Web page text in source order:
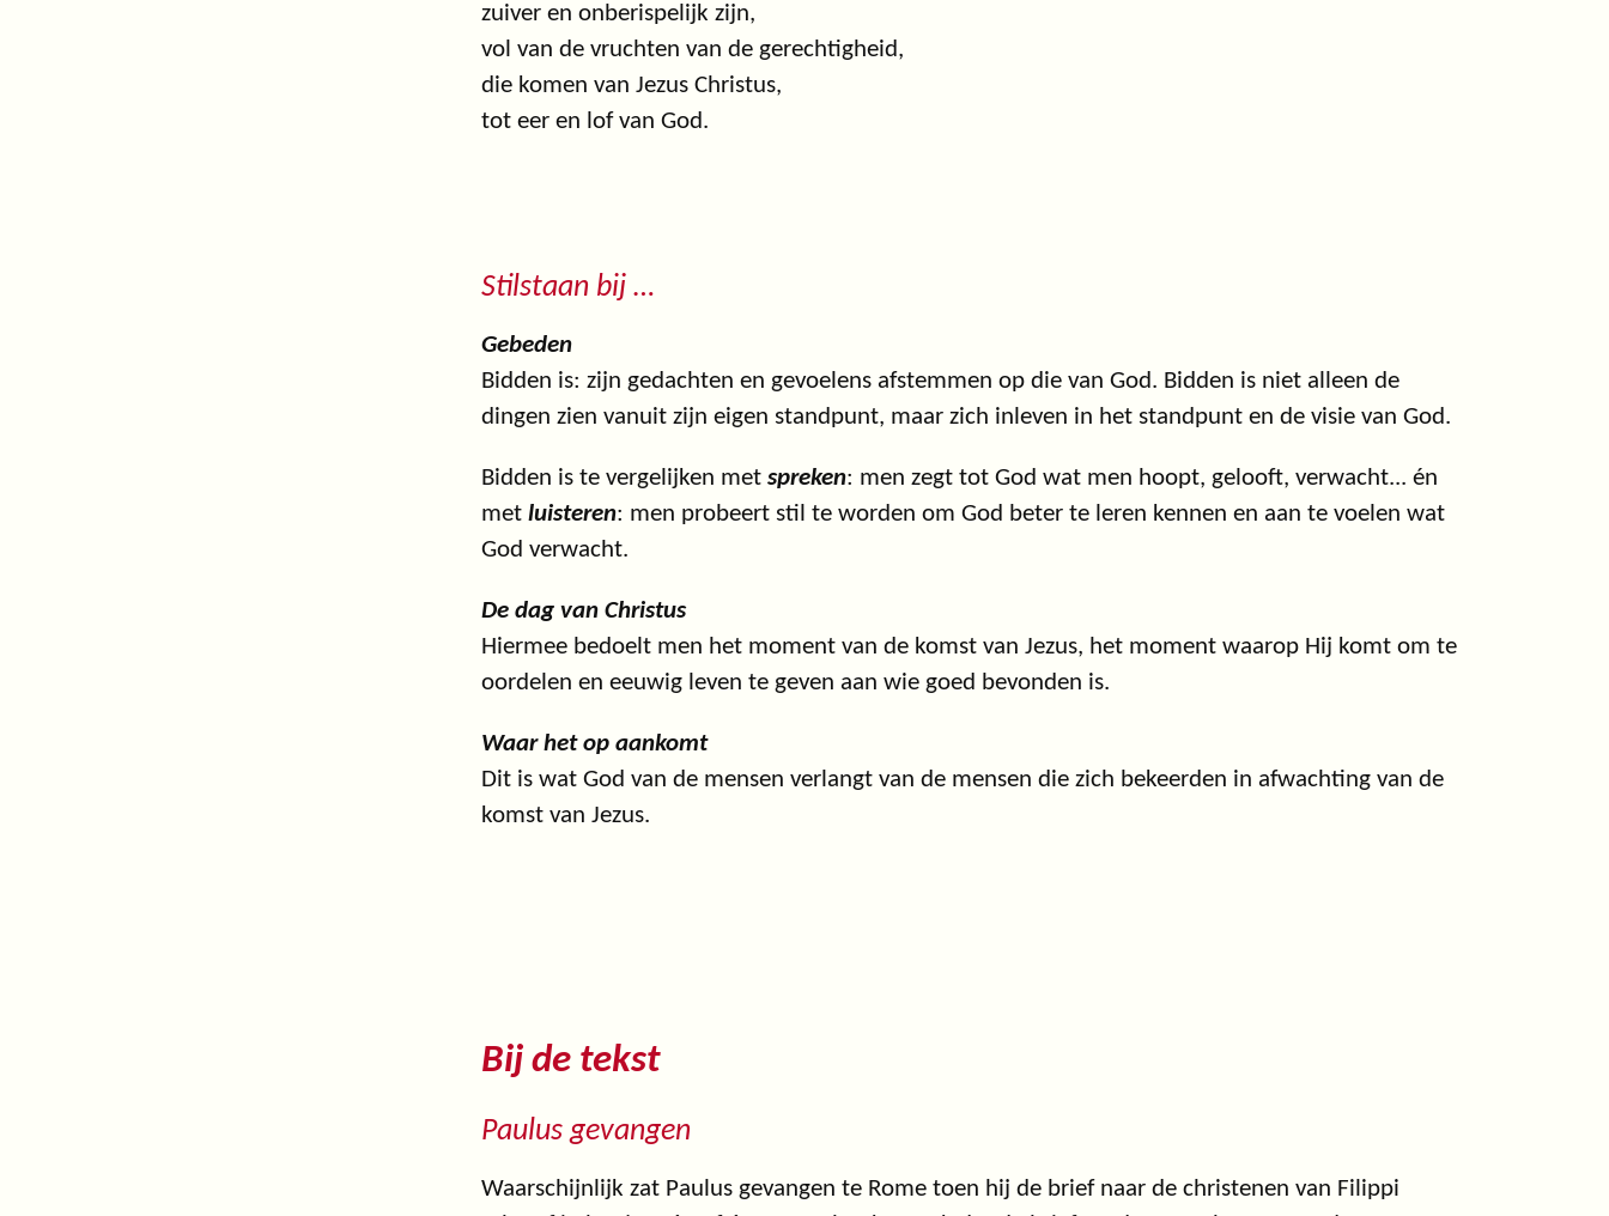
zuiver en onberispelijk zijn,
vol van de vruchten van de gerechtigheid,
die komen van Jezus Christus,
tot eer en lof van God.
Stilstaan bij …
Gebeden
Bidden is: zijn gedachten en gevoelens afstemmen op die van God. Bidden is niet alleen de
dingen zien vanuit zijn eigen standpunt, maar zich inleven in het standpunt en de visie van God.
Bidden is te vergelijken met spreken: men zegt tot God wat men hoopt, gelooft, verwacht... én
met luisteren: men probeert stil te worden om God beter te leren kennen en aan te voelen wat
God verwacht.
De dag van Christus
Hiermee bedoelt men het moment van de komst van Jezus, het moment waarop Hij komt om te
oordelen en eeuwig leven te geven aan wie goed bevonden is.
Waar het op aankomt
Dit is wat God van de mensen verlangt van de mensen die zich bekeerden in afwachting van de
komst van Jezus.
Bij de tekst
Paulus gevangen
Waarschijnlijk zat Paulus gevangen te Rome toen hij de brief naar de christenen van Filippi